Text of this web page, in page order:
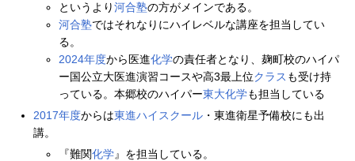
というより河合塾の方がメインである。
河合塾ではそれなりにハイレベルな講座を担当してい
る。
2024年度から医進化学の責任者となり、麹町校のハイパ
ー国公立大医進演習コースや高3最上位クラス も受け持
っている。本郷校のハイパー東大化学も担当している
2017年度からは東進ハイスクール ・東進衛星予備校にも出
講。
『難関化学』を担当している。